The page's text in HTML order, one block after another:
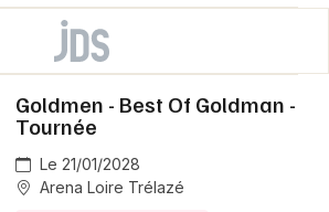
Goldmen - Best Of Goldman -
Tournée
Le 21/01/2028
Arena Loire Trélazé